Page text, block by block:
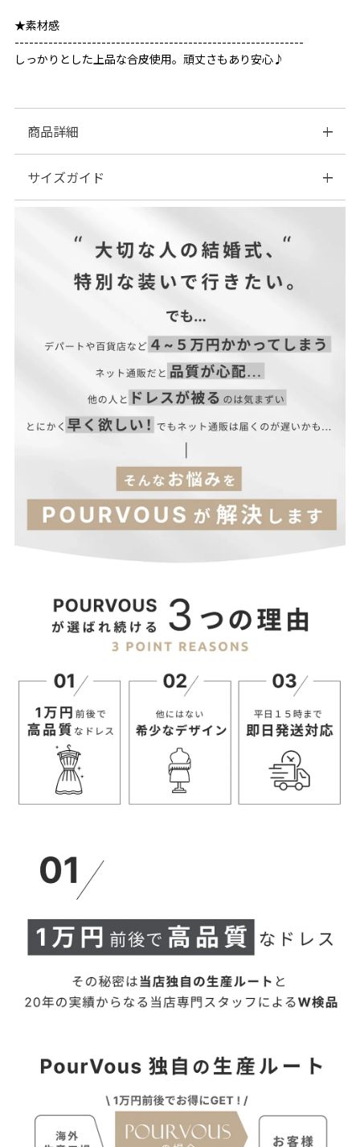
★素材感
------------------------------------------------------------
しっかりとした上品な合皮使用。頑丈さもあり安心♪
商品詳細
◆カラー:ブラック/シルバー/ブルーグレー
サイズガイド
サイズ(cm) 縦 横
F
21 11.5
当店のサイズガイドはこちら→ 】
【当店のサイズガイドはこちら→】